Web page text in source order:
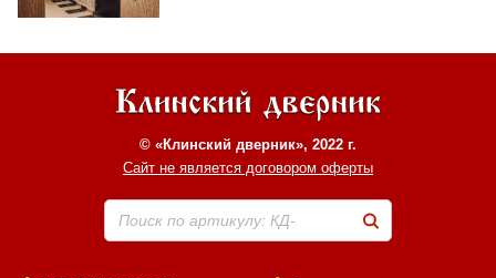
© «Клинский дверник», 2022 г.
Сайт не является договором оферты
Поиск по артикулу: КД-